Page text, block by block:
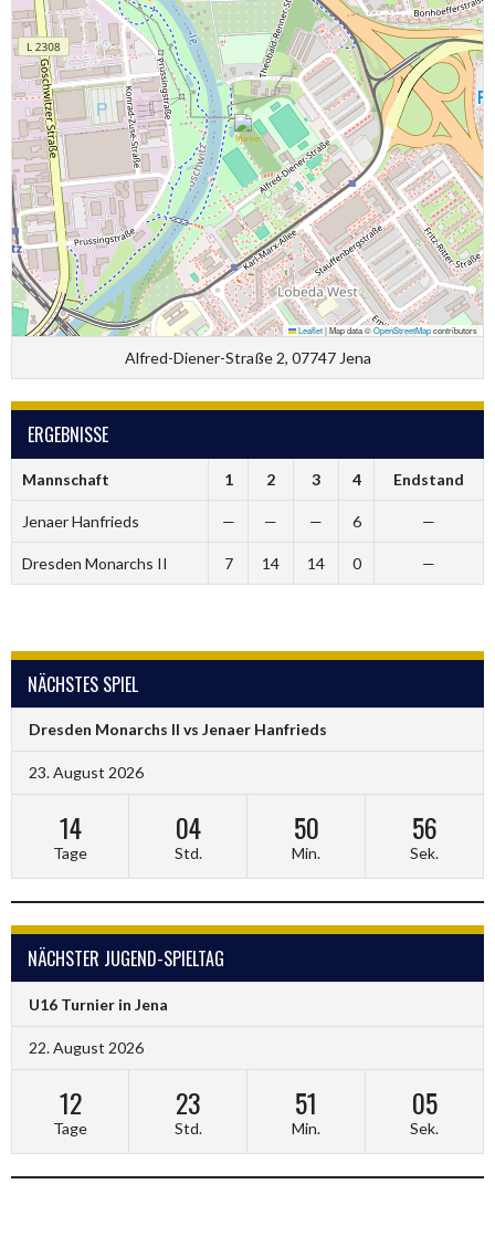
Leaflet|Map data ©OpenStreetMapcontributors
Alfred-Diener-Straße 2, 07747 Jena
ERGEBNISSE
Mannschaft 1 2 3 4 Endstand
Jenaer Hanfrieds — — — 6 —
Dresden Monarchs II 7 14 14 0 —
NÄCHSTES SPIEL
Dresden Monarchs II vs Jenaer Hanfrieds
23. August 2026
14
Tage
04
Std.
50
Min.
56
Sek.
NÄCHSTER JUGEND-SPIELTAG
U16 Turnier in Jena
22. August 2026
12
Tage
23
Std.
51
Min.
05
Sek.